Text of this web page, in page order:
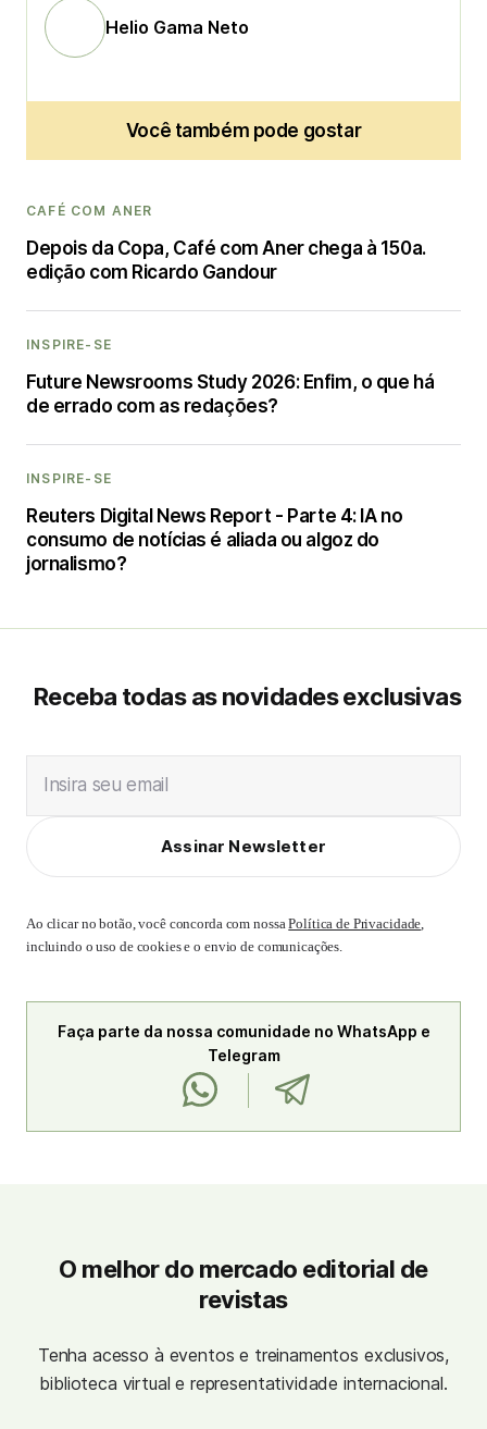
Helio Gama Neto
Você também pode gostar
CAFÉ COM ANER
Depois da Copa, Café com Aner chega à 150a.
edição com Ricardo Gandour
INSPIRE-SE
Future Newsrooms Study 2026: Enfim, o que há
de errado com as redações?
INSPIRE-SE
Reuters Digital News Report - Parte 4: IA no
consumo de notícias é aliada ou algoz do
jornalismo?
Receba todas as novidades exclusivas
Insira seu email
Assinar Newsletter
Ao clicar no botão, você concorda com nossaPolítica de Privacidade,
incluindo o uso de cookies e o envio de comunicações.
Faça parte da nossa comunidade no WhatsApp e
Telegram
O melhor do mercado editorial de
revistas
Tenha acesso à eventos e treinamentos exclusivos,
biblioteca virtual e representatividade internacional.